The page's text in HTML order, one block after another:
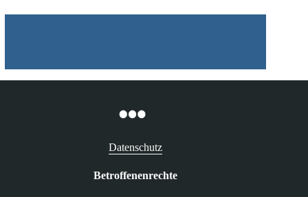
Telekom
Datenschutz
Betroffenenrechte